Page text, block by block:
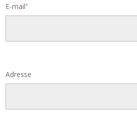
E-mail*
Adresse